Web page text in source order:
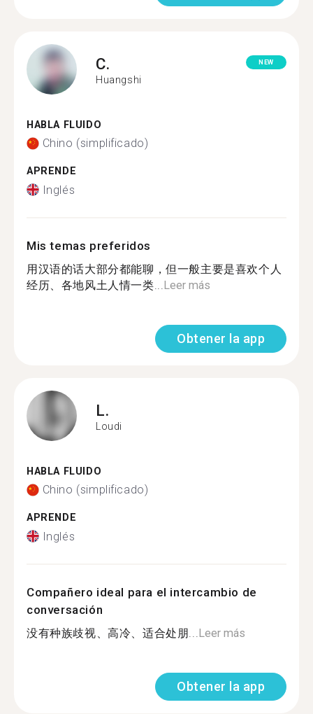
C.
Huangshi
NEW
HABLA FLUIDO
Chino (simplificado)
APRENDE
Inglés
Mis temas preferidos
用汉语的话大部分都能聊，但一般主要是喜欢个人
经历、各地风土人情一类... Leer más
Obtener la app
L.
Loudi
HABLA FLUIDO
Chino (simplificado)
APRENDE
Inglés
Compañero ideal para el intercambio de
conversación
没有种族歧视、高冷、适合处朋... Leer más
Obtener la app